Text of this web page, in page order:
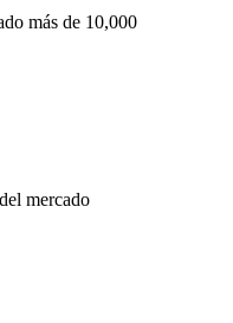
más de 10,000
mercado